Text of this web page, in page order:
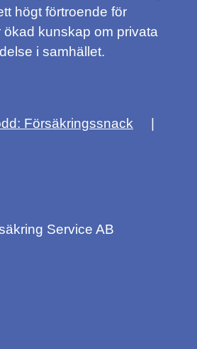
högt förtroende för
ökad kunskap om privata
i samhället.
Försäkringssnack
Service AB